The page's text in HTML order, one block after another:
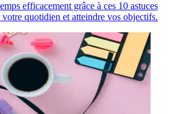
efficacement grâce à ces 10 astuces
quotidien et atteindre vos objectifs.